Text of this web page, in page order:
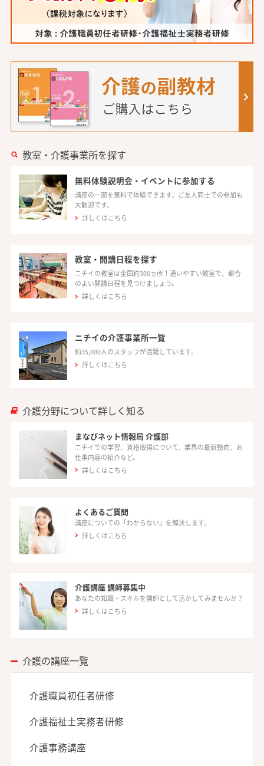
教室・介護事業所を探す
無料体験説明会・イベントに参加する
講座の一部を無料で体験できます。ご友人同士での参加も
大歓迎です。
詳しくはこちら
教室・開講日程を探す
ニチイの教室は全国約300ヵ所！通いやすい教室で、都合
のよい開講日程を見つけましょう。
詳しくはこちら
ニチイの介護事業所一覧
約35,000人のスタッフが活躍しています。
詳しくはこちら
介護分野について詳しく知る
まなびネット情報局 介護部
ニチイでの学習、資格取得について、業界の最新動向、お
仕事内容の紹介など。
詳しくはこちら
よくあるご質問
講座についての「わからない」を解決します。
詳しくはこちら
介護講座 講師募集中
あなたの知識・スキルを講師として活かしてみませんか？
詳しくはこちら
介護の講座一覧
介護職員初任者研修
介護福祉士実務者研修
介護事務講座